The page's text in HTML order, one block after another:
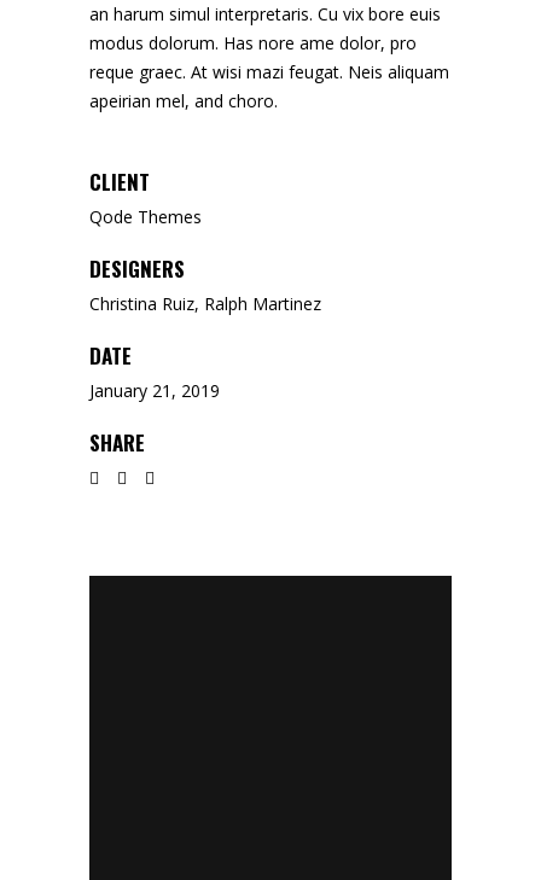
an harum simul interpretaris. Cu vix bore euis
modus dolorum. Has nore ame dolor, pro
reque graec. At wisi mazi feugat. Neis aliquam
apeirian mel, and choro.
CLIENT
Qode Themes
DESIGNERS
Christina Ruiz, Ralph Martinez
DATE
January 21, 2019
SHARE